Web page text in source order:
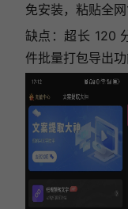
免安装，粘贴全
缺点：超长 120
件批量打包导出